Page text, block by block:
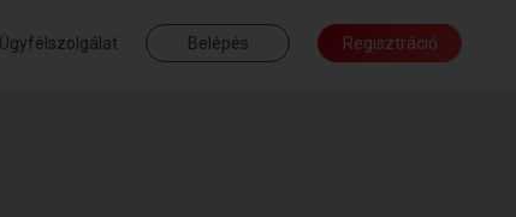
Ügyfélszolgálat Belépés Regisztráció